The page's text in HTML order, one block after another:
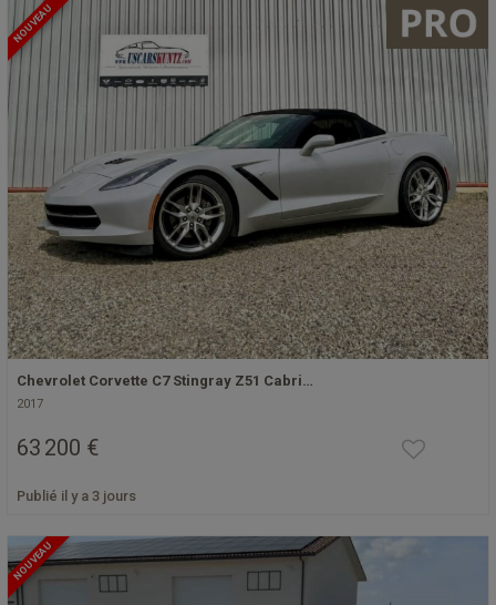
NOUVEAU
Chevrolet Corvette C7 Stingray Z51 Cabri…
2017
63 200 €
Publié il y a 3 jours
NOUVEAU